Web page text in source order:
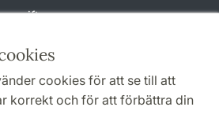
cookies för att se till att
korrekt och för att förbättra din